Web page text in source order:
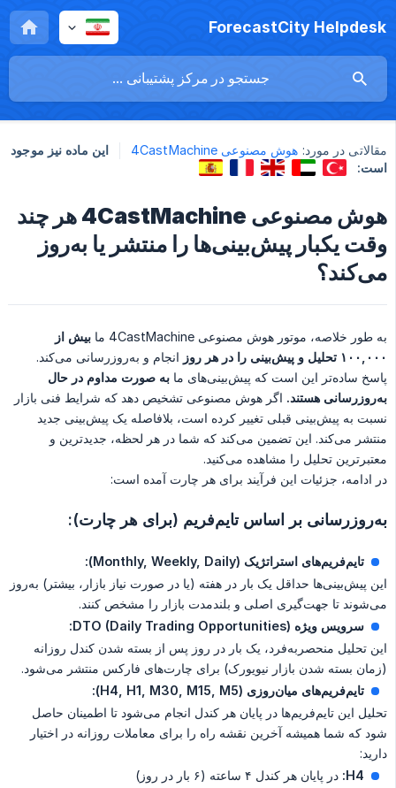
ForecastCity Helpdesk
مقالاتی در مورد: هوش مصنوعی 4CastMachine
این ماده نیز موجود
است:
هوش مصنوعی 4CastMachine هر چند
وقت یکبار پیش‌بینی‌ها را منتشر یا به‌روز
می‌کند؟
به طور خلاصه، موتور هوش مصنوعی 4CastMachine ما
۱۰۰,۰۰۰ تحلیل و پیش‌بینی را در هر روز
انجام و به‌روزرسانی می‌کند.
پاسخ ساده‌تر این است که پیش‌بینی‌های ما
به‌روزرسانی هستند.
اگر هوش مصنوعی تشخیص دهد که شرایط فنی بازار
نسبت به پیش‌بینی قبلی تغییر کرده است، بلافاصله یک پیش‌بینی جدید
منتشر می‌کند. این تضمین می‌کند که شما در هر لحظه، جدیدترین و
معتبرترین تحلیل را مشاهده می‌کنید.
در ادامه، جزئیات این فرآیند برای هر چارت آمده است:
به‌روزرسانی بر اساس تایم‌فریم (برای هر چارت):
تایم‌فریم‌های استراتژیک (Monthly, Weekly, Daily):
این پیش‌بینی‌ها حداقل یک بار در هفته (یا در صورت نیاز بازار، بیشتر) به‌روز
می‌شوند تا جهت‌گیری اصلی و بلندمدت بازار را مشخص کنند.
سرویس ویژه DTO (Daily Trading Opportunities):
این تحلیل منحصربه‌فرد، یک بار در روز پس از بسته شدن کندل روزانه
(زمان بسته شدن بازار نیویورک) برای چارت‌های فارکس منتشر می‌شود.
تایم‌فریم‌های میان‌روزی (H4, H1, M30, M15, M5):
تحلیل این تایم‌فریم‌ها در پایان هر کندل انجام می‌شود تا اطمینان حاصل
شود که شما همیشه آخرین نقشه راه را برای معاملات روزانه در اختیار
دارید:
H4: در پایان هر کندل ۴ ساعته (۶ بار در روز)